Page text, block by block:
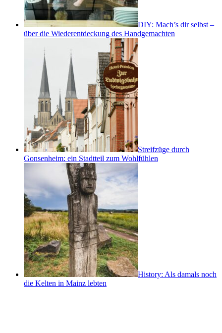
DIY: Mach’s dir selbst –
über die Wiederentdeckung des Handgemachten
Streifzüge durch
Gonsenheim: ein Stadtteil zum Wohlfühlen
History: Als damals noch
die Kelten in Mainz lebten